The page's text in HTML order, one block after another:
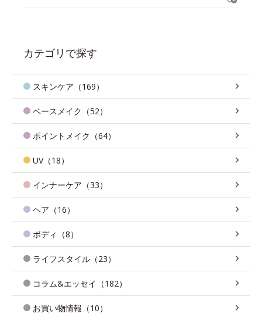
カテゴリで探す
スキンケア（169）
ベースメイク（52）
ポイントメイク（64）
UV（18）
インナーケア（33）
ヘア（16）
ボディ（8）
ライフスタイル（23）
コラム&エッセイ（182）
お買い物情報（10）